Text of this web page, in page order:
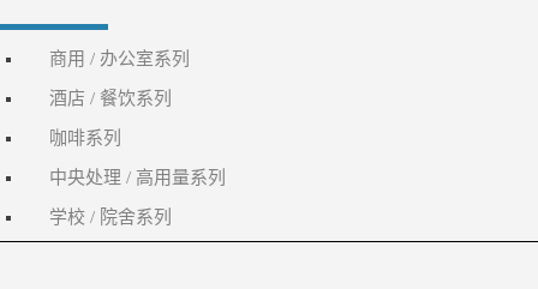
商用 / 办公室系列
酒店 / 餐饮系列
咖啡系列
中央处理 / 高用量系列
学校 / 院舍系列